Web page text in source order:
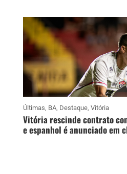
Últimas BA, Destaque, Vitória
Vitória rescinde contrato
e espanhol é anunciado em